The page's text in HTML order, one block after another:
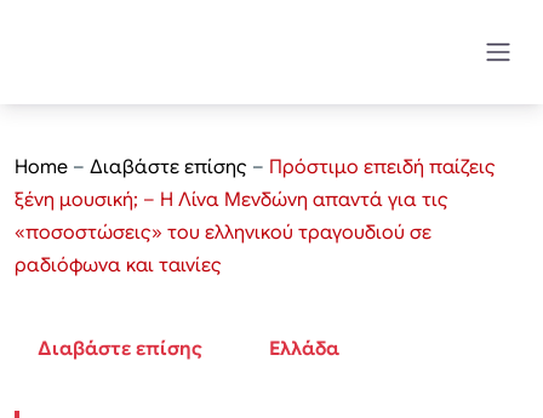
Home – Διαβάστε επίσης – Πρόστιμο επειδή παίζεις
ξένη μουσική; – Η Λίνα Μενδώνη απαντά για τις
«ποσοστώσεις» του ελληνικού τραγουδιού σε
ραδιόφωνα και ταινίες
Διαβάστε επίσης Ελλάδα